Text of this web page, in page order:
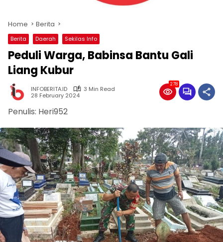
Home Berita
Berita Daerah Sekilas Info
Peduli Warga, Babinsa Bantu Gali
Liang Kubur
INFOBERITA.ID
3 Min Read
28 February 2024
278
Penulis: Heri952